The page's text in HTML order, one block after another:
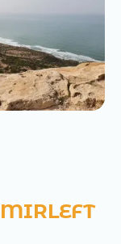
MIRLEFT